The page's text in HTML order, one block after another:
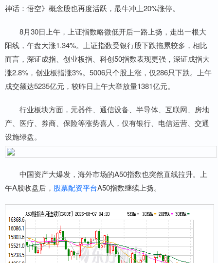
神话：悟空》概念股也再度活跃，最牛冲上20%涨停。
8月30日上午，上证指数略微低开后一路上扬，走出一根大
阳线，午盘大涨1.34%。上证指数受银行股下跌拖累较多，相比
而言，深证成指、创业板指、科创50指数表现更强，深证成指大
涨2.8%，创业板指涨3%。5006只个股上涨，仅286只下跌。上午
成交额达5235亿元，较昨日上午大举放量1381亿元。
行业板块方面，元器件、通信设备、半导体、互联网、房地
产、医疗、券商、保险等涨势喜人，仅有银行、电信运营、交通
设施绿盘。
中国资产大爆发，海外市场的A50指数也突然直线拉升。上
午A股收盘后， 股票配资平台A50指数继续上扬。